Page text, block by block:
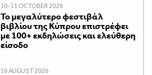
10-11 OCTOBER 2026
Το μεγαλύτερο φεστιβάλ
βιβλίου της Κύπρου επιστρέφει
με 100+ εκδηλώσεις και ελεύθερη
είσοδο
16 AUGUST 2026